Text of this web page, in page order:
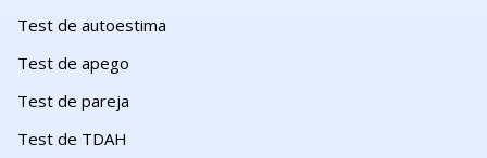
Test de autoestima
Test de apego
Test de pareja
Test de TDAH